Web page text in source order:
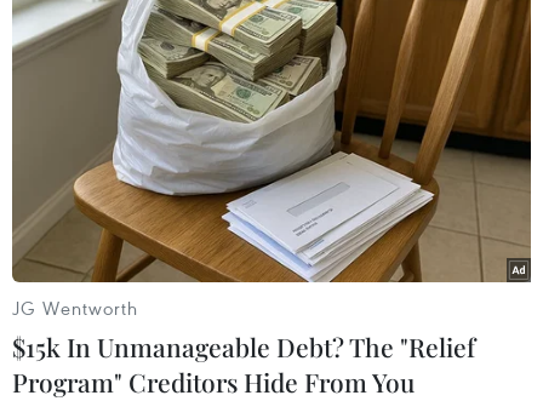
26/04/2018 01:17
Taliban đã bác bỏ đề xuất đối thoại từ phía Chính phủ
Afghanistan, coi đề nghị này là nỗ lực nhằm "lừa gạt và
mang tính âm mưu," khi tuyên bố bắt đầu cuộc tấn công
mùa Xuân mới.
JG Wentworth
$15k In Unmanageable Debt? The "Relief
Program" Creditors Hide From You